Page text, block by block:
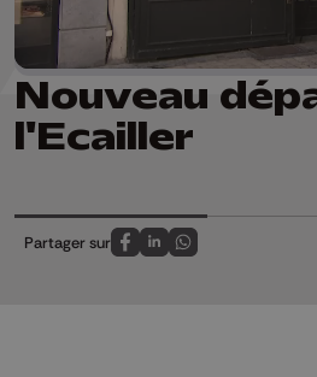
Nouveau
l'Ecailler
Partager sur
Partagez sur FaceBook
Partagez sur LinkedIn
Partagez sur